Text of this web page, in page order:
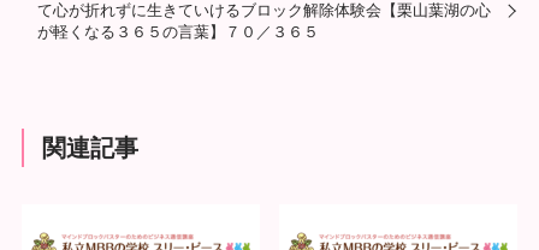
て心が折れずに生きていけるブロック解除体験会【栗山葉湖の心
が軽くなる３６５の言葉】７０／３６５
関連記事